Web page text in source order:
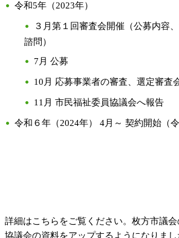
令和5年（2023年）
３月第１回審査会開催（公募内容
諮問）
7月 公募
10月 応募事業者の審査、選定審査
11月 市民福祉委員協議会へ報告
令和６年（2024年） 4月～ 契約開始（
詳細はこちらをご覧ください。枚方市議
協議会の資料をアップするようになりまし